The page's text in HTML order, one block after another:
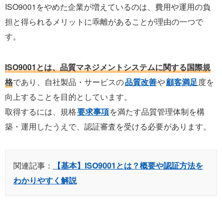
ISO9001をやめた企業が増えているのは、費用や運用の負
担と得られるメリットに乖離があることが理由の一つで
す。
ISO9001とは、品質マネジメントシステムに関する国際規
格であり、自社製品・サービスの品質改善や顧客満足度を
向上することを目的としています。
取得するには、規格要求事項を満たす品質管理体制を構
築・運用したうえで、認証審査を受ける必要があります。
関連記事：
【基本】ISO9001とは？概要や認証方法を
わかりやすく解説